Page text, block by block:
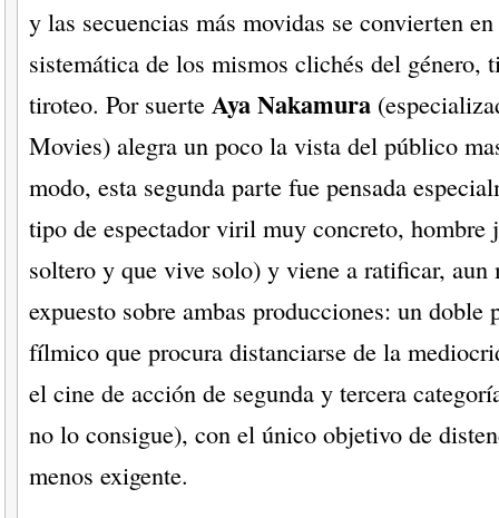
y las secuencias más movidas se convierten
sistemática de los mismos clichés del género,
tiroteo. Por suerte Aya Nakamura
Movies) alegra un poco la vista del público
modo, esta segunda parte fue pensada
tipo de espectador viril muy concreto, hombre
soltero y que vive solo) y viene a ratificar, aun
expuesto sobre ambas producciones: un doble
fílmico que procura distanciarse de la
el cine de acción de segunda y tercera
no lo consigue), con el único objetivo de
menos exigente.